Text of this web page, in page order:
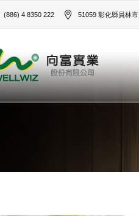
(886) 4 8350 222 51059 彰化縣員林